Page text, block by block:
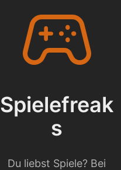
stadia_controller
Spielefreak
s
Du liebst Spiele? Bei